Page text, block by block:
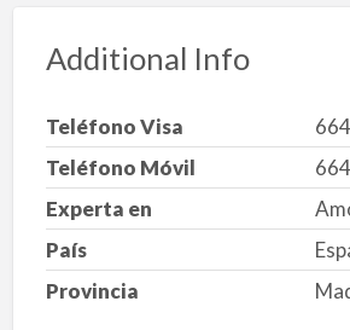
Additional Info
Teléfono Visa
Teléfono Móvil
Experta en
País
Provincia